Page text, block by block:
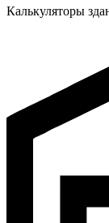
Калькуляторы